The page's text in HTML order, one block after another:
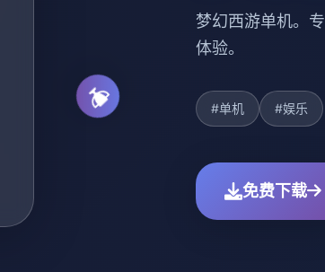
梦幻西游单机。
体验。
#单机 #娱乐
免费下载